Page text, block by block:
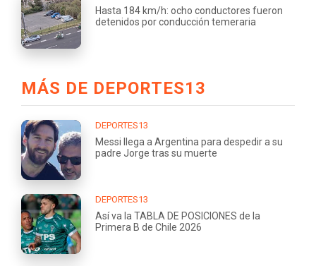
Hasta 184 km/h: ocho conductores fueron
detenidos por conducción temeraria
MÁS DE DEPORTES13
DEPORTES13
Messi llega a Argentina para despedir a su
padre Jorge tras su muerte
DEPORTES13
Así va la TABLA DE POSICIONES de la
Primera B de Chile 2026